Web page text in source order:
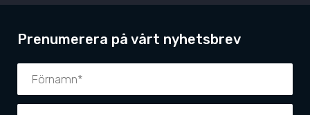
Prenumerera på vårt nyhetsbrev